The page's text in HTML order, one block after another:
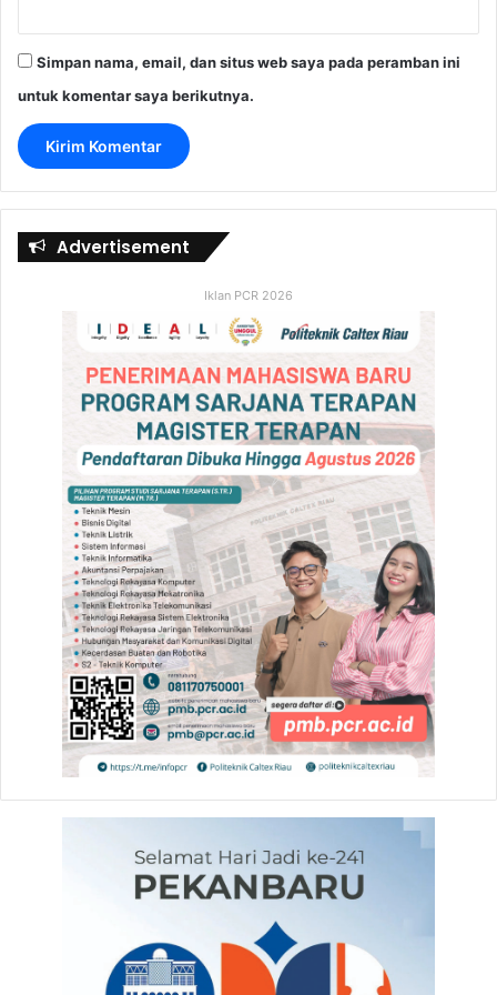
Simpan nama, email, dan situs web saya pada peramban ini
untuk komentar saya berikutnya.
Advertisement
Iklan PCR 2026